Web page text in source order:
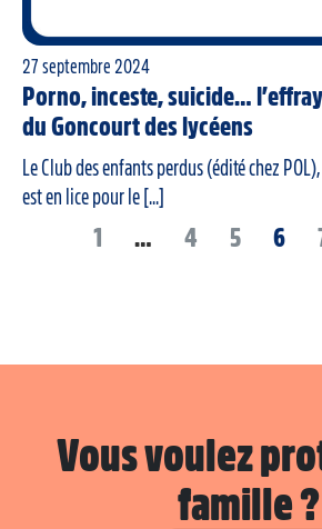
27 septembre 2024
Porno, inceste, suicide…
du Goncourt des lycéens
Le Club des enfants perdus (édité chez
est en lice pour le [...]
1 … 4 5 6
Vous voulez
famille ?